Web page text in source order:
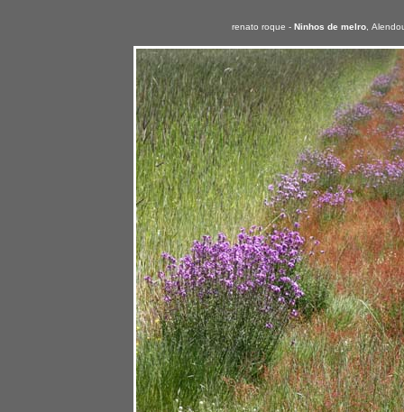
renato roque - Ninhos de melro